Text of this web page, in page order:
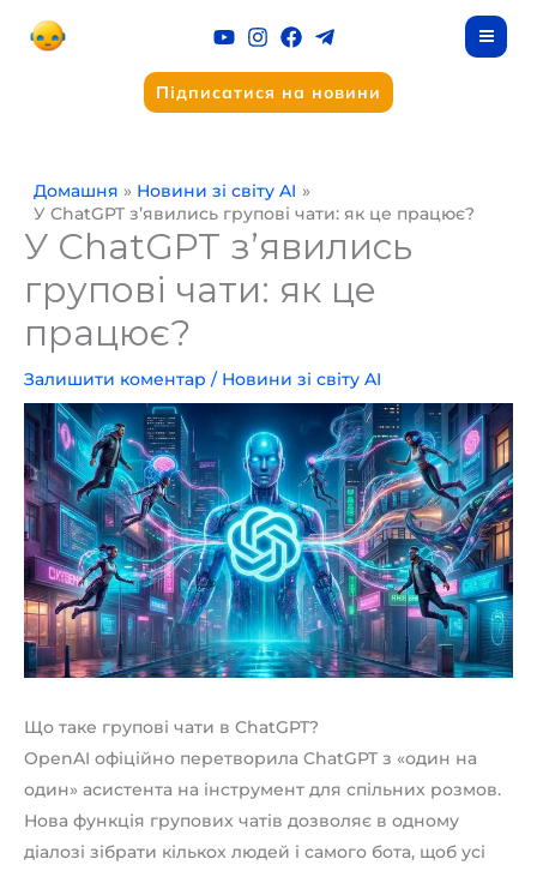
Підписатися на новини
Домашня
Новини зі світу AI
У ChatGPT з’явились групові чати: як це працює?
У ChatGPT з’явились
групові чати: як це
працює?
Залишити коментар / Новини зі світу AI
Що таке групові чати в ChatGPT?
OpenAI офіційно перетворила ChatGPT з «один на
один» асистента на інструмент для спільних розмов.
Нова функція групових чатів дозволяє в одному
діалозі зібрати кількох людей і самого бота, щоб усі